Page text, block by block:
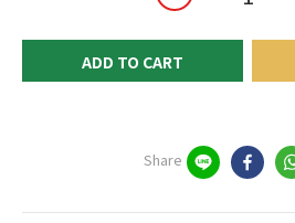
ADD TO CART
Share